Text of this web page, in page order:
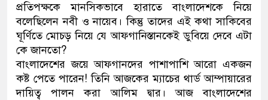
যে ভাবে ডেভিড ইমনের কাছে
‘আজহার খান’
অবৈধ বিদেশি পিস্তল, ম্যাগাজিন
জড়িত কিশোর গ্যাংয়ের চার শিশু আটক
প্রতিপক্ষকে মানসিকভাবে হারাতে বাংলাদেশকে নিয়ে
বলেছিলেন নবী ও নায়েব। কিন্তু তাদের এই কথা সাকিবের
ঘূর্ণিতে মোচড় নিয়ে যে আফগানিস্তানকেই ডুবিয়ে দেবে এটা
কে জানতো?
বাংলাদেশের জয়ে আফগানদের পাশাপাশি আরো একজন
কষ্ট পেতে পারেন! তিনি আজকের ম্যাচের থার্ড আম্পায়ারের
দায়িত্ব পালন করা আলিম দ্বার। আজ বাংলাদেশের